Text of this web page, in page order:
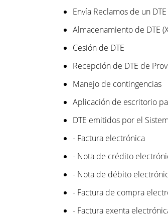
Envía Reclamos de un DTE
Almacenamiento de DTE
Cesión de DTE
Recepción de DTE de
Manejo de contingencias
Aplicación de escritorio
DTE emitidos por el
- Factura electrónica
- Nota de crédito
- Nota de débito
- Factura de compra
- Factura exenta